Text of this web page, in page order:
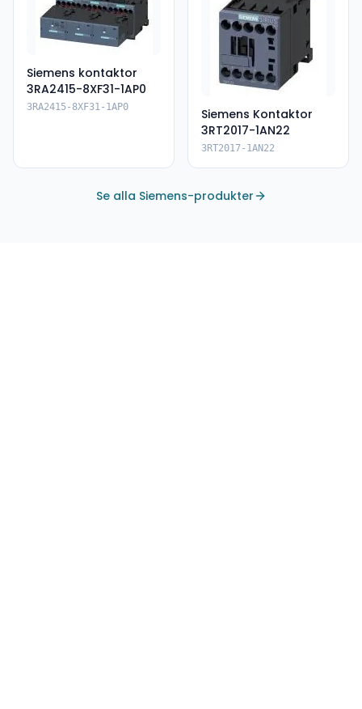
Siemens kontaktor
3RA2415-8XF31-1AP0
3RA2415-8XF31-1AP0
Siemens Kontaktor
3RT2017-1AN22
3RT2017-1AN22
Se alla Siemens-produkter